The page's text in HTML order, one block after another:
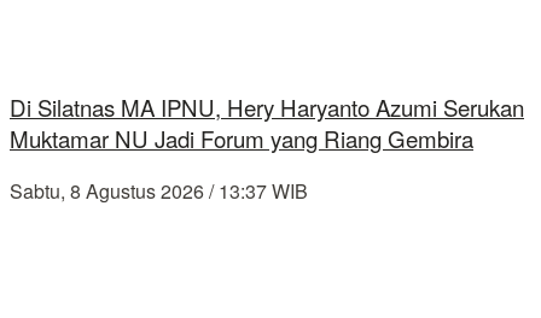
Di Silatnas MA IPNU, Hery Haryanto Azumi Serukan
Muktamar NU Jadi Forum yang Riang Gembira
Sabtu, 8 Agustus 2026 / 13:37 WIB